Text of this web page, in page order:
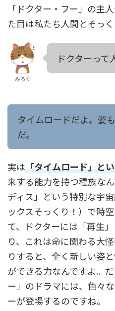
「ドクター・フー」の主
た目は私たち人間とそっく
みろく
ドクターって
タイムロードだよ。姿
だ。
実は「タイムロード」と
来する能力を持つ種族な
ディス」という特別な宇
ックスそっくり！）で時
て、ドクターには「再生
り、これは命に関わる大
りすると、全く新しい姿
ができる力なんですよ。
ー」のドラマには、色々
ーが登場するのですね。